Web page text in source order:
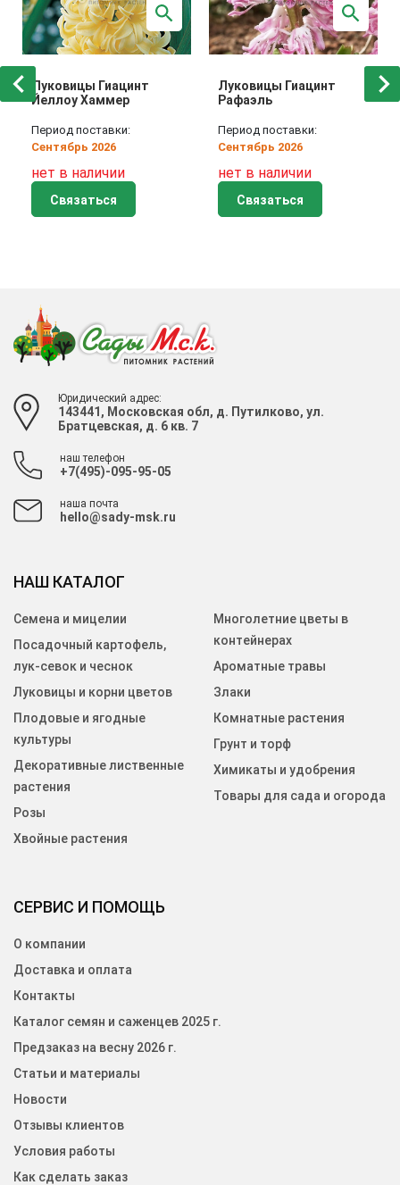
Луковицы Гиацинт
Йеллоу Хаммер
Период поставки:
Сентябрь 2026
нет в наличии
Связаться
Луковицы Гиацинт
Рафаэль
Период поставки:
Сентябрь 2026
нет в наличии
Связаться
Юридический адрес:
143441, Московская обл, д. Путилково, ул.
Братцевская, д. 6 кв. 7
наш телефон
+7(495)-095-95-05
наша почта
hello@sady-msk.ru
СЕРВИС И ПОМОЩЬ
О компании
Доставка и оплата
Контакты
Каталог семян и саженцев 2025 г.
Предзаказ на весну 2026 г.
Статьи и материалы
Новости
Отзывы клиентов
Условия работы
Как сделать заказ
НАШ КАТАЛОГ
Семена и мицелии
Посадочный картофель,
лук-севок и чеснок
Луковицы и корни цветов
Плодовые и ягодные
культуры
Декоративные лиственные
растения
Розы
Хвойные растения
Многолетние цветы в
контейнерах
Ароматные травы
Злаки
Комнатные растения
Грунт и торф
Химикаты и удобрения
Товары для сада и огорода